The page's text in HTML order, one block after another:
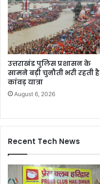
उत्तराखंड पुलिस प्रशासन के
सामने बड़ी चुनौती भरी रहती है
कांवड़ यात्रा
August 6, 2026
Recent Tech News